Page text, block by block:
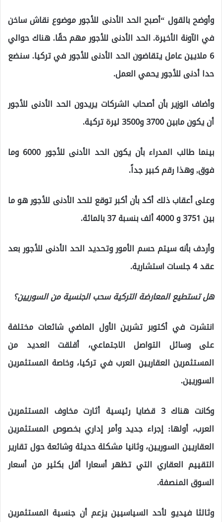
وأوضح بالقول “أصبح الحد الأدنى للأجور موضوع نقاش ساخن
في الآونة الأخيرة. الحد الأدنى للأجور مهم حقًا. هناك حوالي
6 ملايين عامل يتقاضون الحد الأدنى للأجور في تركيا. سنضع
حدا أدنى للأجور يحمي العمل.
وأضاف الوزير بأن أصحاب الشركات يريدون الحد الأدنى للأجور
أن يكون مابين 3700 و3500 ليرة تركية.
بينما طالب المدراء بأن يكون الحد الأدنى للأجور 6000 وما
فوق, وهذا رقم كبير جداً.
وعلى أعقاب ذلك أكد بأن أكبر توقع للحد الأدنى للأجور هو ما
بين 3751 و 4000 ألف بنسبة 37 بالمائة.
وأردف بأنه سيتم حسم الأمور وتحديد الحد الأدنى للأجور بعد
عقد 4 جلسات استشارية.
هل تستطيع المعارضة التركية سحب الجنسية من السوريين؟
انتشرت في أكتوبر تشرين الأول الماضي شائعات مختلفة
على وسائل التواصل الاجتماعي، أقلقت العديد من
المستثمرين العقاريين العرب في تركيا، وخاصة المستثمرين
السوريين.
وكانت هناك 3 قضايا رئيسية أثارت مخاوف المستثمرين
العرب، أولها: إجراء جديد وأمر إداري بخصوص المستثمرين
العقاريين السوريين، وثانيا مشكلة حديثة وشائعة حول تقارير
التقييم العقاري التي تظهر أسعارا أقل بكثير من أسعار
السوق المنصفة.
وثالثا فيديو لأحد السياسيين يزعم أن جنسية المستثمرين